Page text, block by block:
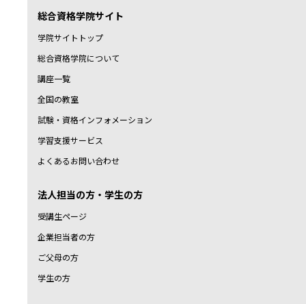
総合資格学院サイト
学院サイトトップ
総合資格学院について
講座一覧
全国の教室
試験・資格インフォメーション
学習支援サービス
よくあるお問い合わせ
法人担当の方・学生の方
受講生ページ
企業担当者の方
ご父母の方
学生の方